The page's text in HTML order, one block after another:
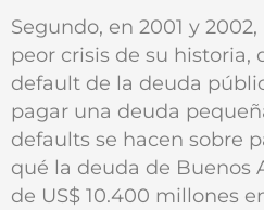
Segundo, en 2001 y
peor crisis de su historia,
default de la deuda
pagar una deuda
defaults se hacen sobre
qué la deuda de Buenos
de US$ 10.400 millones